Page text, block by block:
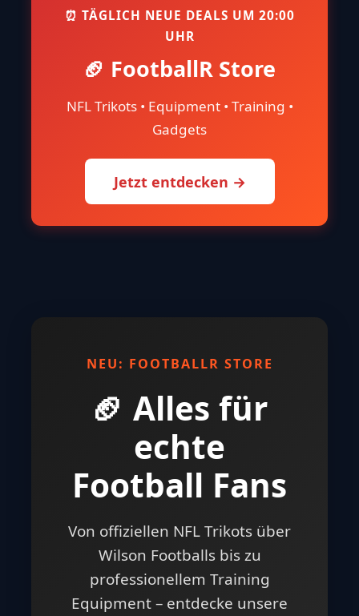
⏰ TÄGLICH NEUE DEALS UM 20:00
UHR
🏈 FootballR Store
NFL Trikots • Equipment • Training •
Gadgets
Jetzt entdecken →
NEU: FOOTBALLR STORE
🏈 Alles für
echte
Football Fans
Von offiziellen NFL Trikots über
Wilson Footballs bis zu
professionellem Training
Equipment – entdecke unsere